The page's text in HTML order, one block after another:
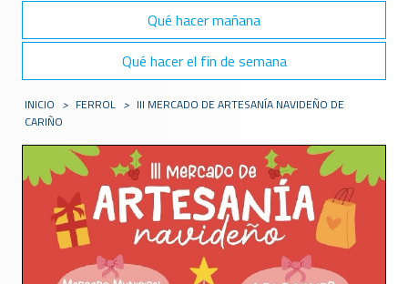
Qué hacer mañana
Qué hacer el fin de semana
INICIO > FERROL > III MERCADO DE ARTESANÍA NAVIDEÑO DE
CARIÑO